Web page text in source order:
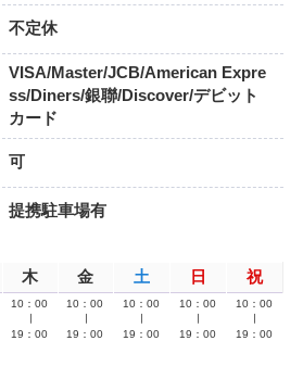
不定休
VISA/Master/JCB/American Expre
ss/Diners/銀聯/Discover/デビット
カード
可
提携駐車場有
木 金 土 日 祝
10：00
19：00
10：00
19：00
10：00
19：00
10：00
19：00
10：00
19：00